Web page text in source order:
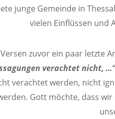
junge Gemeinde in
vielen Einflüssen und
zuvor ein paar letzte
verachtet nicht, …“
verachtet werden, nicht
Gott möchte, dass